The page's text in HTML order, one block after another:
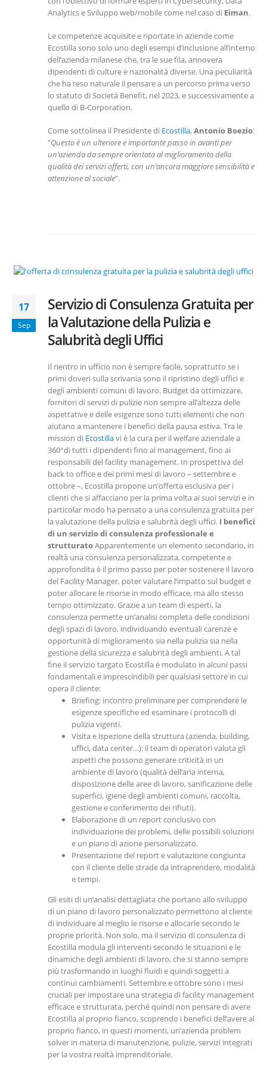
Analytics e Sviluppo web/mobile come nel caso di Eiman.
Le competenze acquisite e riportate in aziende come
Ecostilla sono solo uno degli esempi d’inclusione all’interno
dell’azienda milanese che, tra le sue fila, annovera
dipendenti di culture e nazionalità diverse. Una peculiarità
che ha reso naturale il pensare a un percorso prima verso
lo statuto di Società Benefit, nel 2023, e successivamente a
quello di B-Corporation.
Come sottolinea il Presidente di Ecostilla,Antonio Boezio:
“Questo è un ulteriore e importante passo in avanti per
un’azienda da sempre orientata al miglioramento della
qualità dei servizi offerti, con un’ancora maggiore sensibilità e
attenzione al sociale”.
17
Sep
Servizio di Consulenza Gratuita per
la Valutazione della Pulizia e
Salubrità degli Uffici
Il rientro in ufficio non è sempre facile, soprattutto se i
primi doveri sulla scrivania sono il ripristino degli uffici e
degli ambienti comuni di lavoro. Budget da ottimizzare,
fornitori di servizi di pulizie non sempre all’altezza delle
aspettative e delle esigenze sono tutti elementi che non
aiutano a mantenere i benefici della pausa estiva. Tra le
mission di Ecostillavi è la cura per il welfare aziendale a
360°di tutti i dipendenti fino al management, fino ai
responsabili del facility management. In prospettiva del
back to office e dei primi mesi di lavoro – settembre e
ottobre –, Ecostilla propone un’offerta esclusiva per i
clienti che si affacciano per la prima volta ai suoi servizi e in
particolar modo ha pensato a una consulenza gratuita per
la valutazione della pulizia e salubrità degli uffici. I benefici
di un servizio di consulenza professionale e
strutturatoApparentemente un elemento secondario, in
realtà una consulenza personalizzata, competente e
approfondita è il primo passo per poter sostenere il lavoro
del Facility Manager, poter valutare l’impatto sul budget e
poter allocare le risorse in modo efficace, ma allo stesso
tempo ottimizzato. Grazie a un team di esperti, la
consulenza permette un’analisi completa delle condizioni
degli spazi di lavoro, individuando eventuali carenze e
opportunità di miglioramento sia nella pulizia sia nella
gestione della sicurezza e salubrità degli ambienti. A tal
fine il servizio targato Ecostilla è modulato in alcuni passi
fondamentali e imprescindibili per qualsiasi settore in cui
opera il cliente:
Briefing: incontro preliminare per comprendere le
esigenze specifiche ed esaminare i protocolli di
pulizia vigenti.
Visita e ispezione della struttura (azienda, building,
uffici, data center…): il team di operatori valuta gli
aspetti che possono generare criticità in un
ambiente di lavoro (qualità dell’aria interna,
disposizione delle aree di lavoro, sanificazione delle
superfici, igiene degli ambienti comuni, raccolta,
gestione e conferimento dei rifiuti).
Elaborazione di un report conclusivo con
individuazione dei problemi, delle possibili soluzioni
e un piano di azione personalizzato.
Presentazione del report e valutazione congiunta
con il cliente delle strade da intraprendere, modalità
e tempi.
Gli esiti di un’analisi dettagliata che portano allo sviluppo
di un piano di lavoro personalizzato permettono al cliente
di individuare al meglio le risorse e allocarle secondo le
proprie priorità. Non solo, ma il servizio di consulenza di
Ecostilla modula gli interventi secondo le situazioni e le
dinamiche degli ambienti di lavoro, che si stanno sempre
più trasformando in luoghi fluidi e quindi soggetti a
continui cambiamenti. Settembre e ottobre sono i mesi
cruciali per impostare una strategia di facility management
efficace e strutturata, perché quindi non pensare di avere
Ecostilla al proprio fianco, scoprendo i benefici dell’avere al
proprio fianco, in questi momenti, un’azienda problem
solver in materia di manutenzione, pulizie, servizi integrati
per la vostra realtà imprenditoriale.